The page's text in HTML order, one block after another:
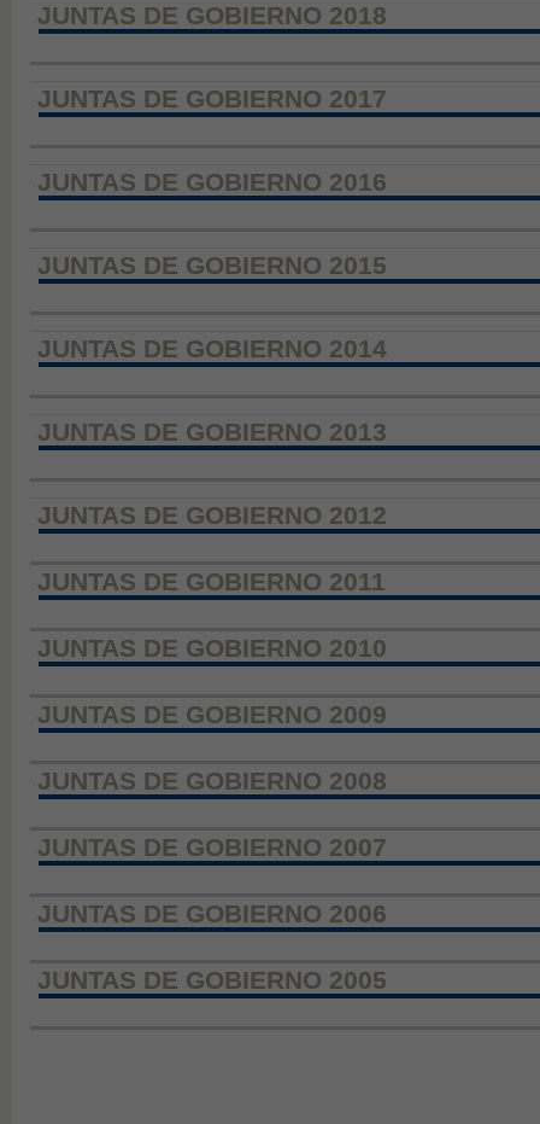
JUNTAS DE GOBIERNO 2018
JUNTAS DE GOBIERNO 2017
JUNTAS DE GOBIERNO 2016
JUNTAS DE GOBIERNO 2015
JUNTAS DE GOBIERNO 2014
JUNTAS DE GOBIERNO 2013
JUNTAS DE GOBIERNO 2012
JUNTAS DE GOBIERNO 2011
JUNTAS DE GOBIERNO 2010
JUNTAS DE GOBIERNO 2009
JUNTAS DE GOBIERNO 2008
JUNTAS DE GOBIERNO 2007
JUNTAS DE GOBIERNO 2006
JUNTAS DE GOBIERNO 2005